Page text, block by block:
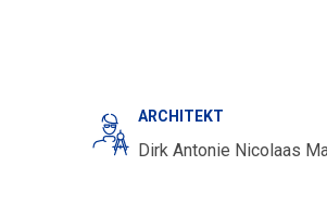
ARCHITEKT
Dirk Antonie Nicolaas